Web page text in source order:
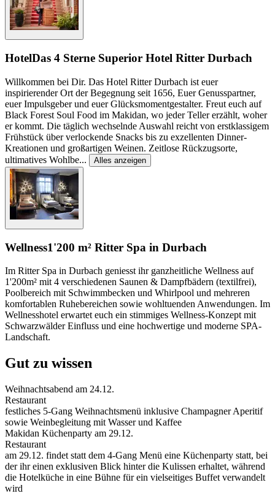
HotelDas 4 Sterne Superior Hotel Ritter Durbach
Willkommen bei Dir. Das Hotel Ritter Durbach ist euer
inspirierender Ort der Begegnung seit 1656, Euer Genusspartner,
euer Impulsgeber und euer Glücksmomentgestalter. Freut euch auf
Black Forest Soul Food im Makidan, wo jeder Teller erzählt, woher
er kommt. Die täglich wechselnde Auswahl reicht von erstklassigem
Frühstück über verlockende Snacks bis zu exzellenten Dinner-
Kreationen und großartigen Weinen. Zeitlose Rückzugsorte,
ultimatives Wohlbe... Alles anzeigen
Wellness1'200 m² Ritter Spa in Durbach
Im Ritter Spa in Durbach geniesst ihr ganzheitliche Wellness auf
1'200m² mit 4 verschiedenen Saunen & Dampfbädern (textilfrei),
Poolbereich mit Schwimmbecken und Whirlpool und mehreren
komfortablen Ruhebereichen sowie wohltuenden Anwendungen. Im
Wellnesshotel erwartet euch ein stimmiges Wellness-Konzept mit
Schwarzwälder Einfluss und eine hochwertige und moderne SPA-
Landschaft.
Gut zu wissen
Weihnachtsabend am 24.12.
Restaurant
festliches 5-Gang Weihnachtsmenü inklusive Champagner Aperitif
sowie Weinbegleitung mit Wasser und Kaffee
Makidan Küchenparty am 29.12.
Restaurant
am 29.12. findet statt dem 4-Gang Menü eine Küchenparty statt, bei
der ihr einen exklusiven Blick hinter die Kulissen erhaltet, während
die Hotelküche in eine Bühne für ein vielseitiges Buffet verwandelt
wird